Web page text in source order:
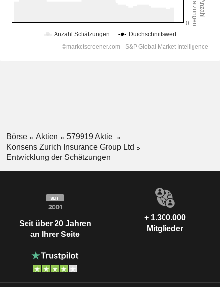
Börse Aktien
579919 Aktie
Konsens Zurich Insurance Group Ltd
Entwicklung der Schätzungen
Seit über 20 Jahren
an Ihrer Seite
+ 1.300.000
Mitglieder